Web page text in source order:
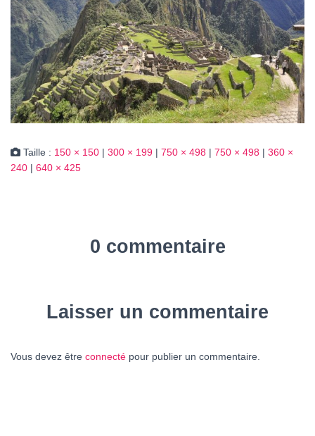
Taille : 150 × 150 | 300 × 199 | 750 × 498 | 750 × 498 | 360 ×
240 | 640 × 425
0 commentaire
Laisser un commentaire
Vous devez être connecté pour publier un commentaire.